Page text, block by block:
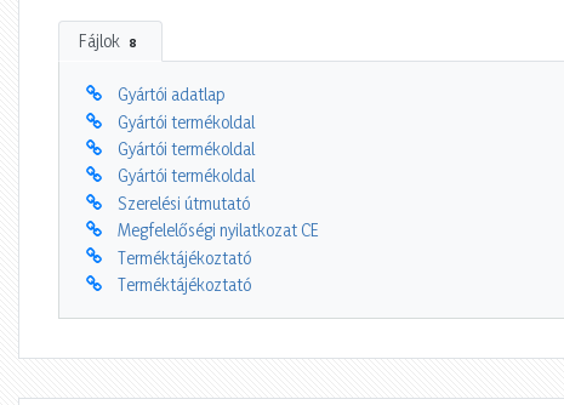
Fájlok 8
Gyártói adatlap
Gyártói termékoldal
Gyártói termékoldal
Gyártói termékoldal
Szerelési útmutató
Megfelelőségi nyilatkozat CE
Terméktájékoztató
Terméktájékoztató